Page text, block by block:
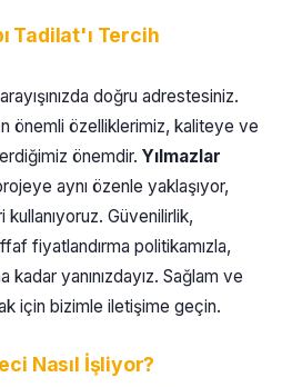
Tadilat'ı Tercih
arayışınızda doğru adrestesiniz.
önemli özelliklerimiz, kaliteye ve
önemdir. Yılmazlar
aynı özenle yaklaşıyor,
Güvenilirlik,
fiyatlandırma politikamızla,
kadar yanınızdayız. Sağlam ve
için bizimle iletişime geçin.
Nasıl İşliyor?